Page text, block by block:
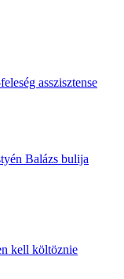
asszisztense
Balázs bulija
kell költöznie